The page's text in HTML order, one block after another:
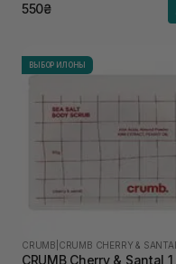
550₴
ВЫБОР ИЛОНЫ
CRUMB CRUMB CHERRY & SANTAL
CRUMB Cherry & Santal 1